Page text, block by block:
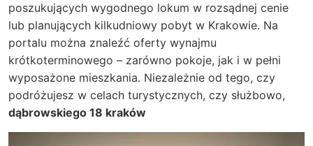
poszukujących wygodnego lokum w rozsądnej cenie
lub planujących kilkudniowy pobyt w Krakowie. Na
portalu można znaleźć oferty wynajmu
krótkoterminowego – zarówno pokoje, jak i w pełni
wyposażone mieszkania. Niezależnie od tego, czy
podróżujesz w celach turystycznych, czy służbowo,
dąbrowskiego 18 kraków